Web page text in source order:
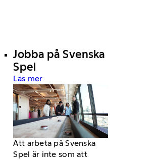
Jobba på Svenska
Spel
Läs mer
Att arbeta på Svenska
Spel är inte som att